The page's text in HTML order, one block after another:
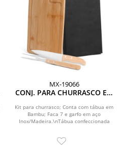
MX-19066
CONJ. PARA CHURRASCO EM
PÇS.
Kit para churrasco; Conta com tábua em
Bambu; Faca 7 e garfo em aço
Inox/Madeira.\nTábua confeccionada